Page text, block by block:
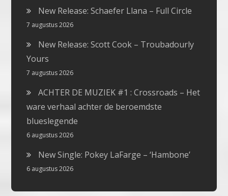
New Release: Schaefer Llana – Full Circle
7 augustus 2026
New Release: Scott Cook – Troubadourly
Yours
7 augustus 2026
ACHTER DE MUZIEK #1 : Crossroads – Het
ware verhaal achter de beroemdste
blueslegende
6 augustus 2026
New Single: Pokey LaFarge – ‘Hambone’
6 augustus 2026